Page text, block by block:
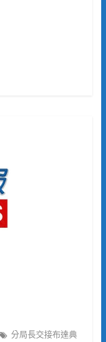
分局長交接布達典